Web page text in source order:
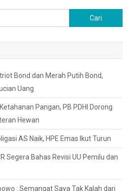
untuk:
Bond dan Merah Putih Bond,
Uang
Pangan, PB PDHI Dorong
Hewan
AS Naik, HPE Emas Ikut Turun
Segera Bahas Revisi UU Pemilu dan
: Semangat Saya Tak Kalah dari